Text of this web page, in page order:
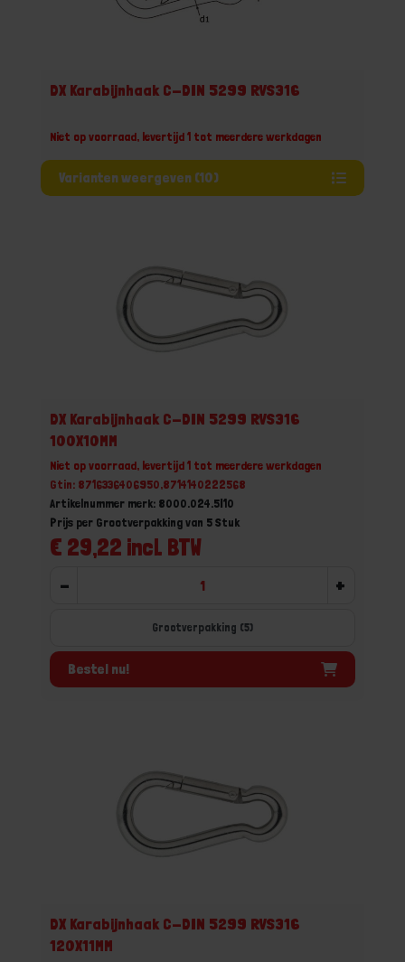
DX Karabijnhaak C-DIN 5299 RVS316
Niet op voorraad, levertijd 1 tot meerdere werkdagen
Varianten weergeven (10)
DX Karabijnhaak C-DIN 5299 RVS316
100X10MM
Niet op voorraad, levertijd 1 tot meerdere werkdagen
Gtin: 8716336406950,8714140222568
Artikelnummer merk: 8000.024.5I10
€ 29,22 incl. BTW
Prijs per Grootverpakking van 5 Stuk
- +
Grootverpakking (5)
Bestel nu!
DX Karabijnhaak C-DIN 5299 RVS316
120X11MM